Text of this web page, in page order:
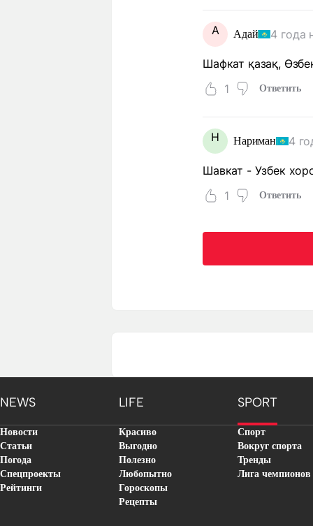
А Адай 4 года
Шафкат қазақ,
1
Ответить
Н Нариман 4
Шавкат - Узбек
1
Ответить
NEWS LIFE SPORT
Новости
Статьи
Погода
Спецпроекты
Рейтинги
Красиво
Выгодно
Полезно
Любопытно
Гороскопы
Рецепты
Спорт
Вокруг спорта
Тренды
Лига чемпионов